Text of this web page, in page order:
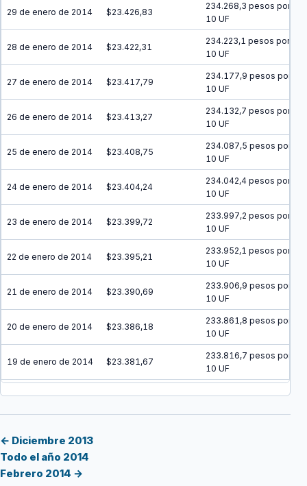
29 de enero de 2014 $23.426,83
234.268,3 pesos por
10 UF
28 de enero de 2014 $23.422,31
234.223,1 pesos por
10 UF
27 de enero de 2014 $23.417,79
234.177,9 pesos por
10 UF
26 de enero de 2014 $23.413,27
234.132,7 pesos por
10 UF
25 de enero de 2014 $23.408,75
234.087,5 pesos por
10 UF
24 de enero de 2014 $23.404,24
234.042,4 pesos por
10 UF
23 de enero de 2014 $23.399,72
233.997,2 pesos por
10 UF
22 de enero de 2014 $23.395,21
233.952,1 pesos por
10 UF
21 de enero de 2014 $23.390,69
233.906,9 pesos por
10 UF
20 de enero de 2014 $23.386,18
233.861,8 pesos por
10 UF
19 de enero de 2014 $23.381,67
233.816,7 pesos por
10 UF
18 de enero de 2014 $23.377,15
← Diciembre 2013
Todo el año 2014
Febrero 2014 →